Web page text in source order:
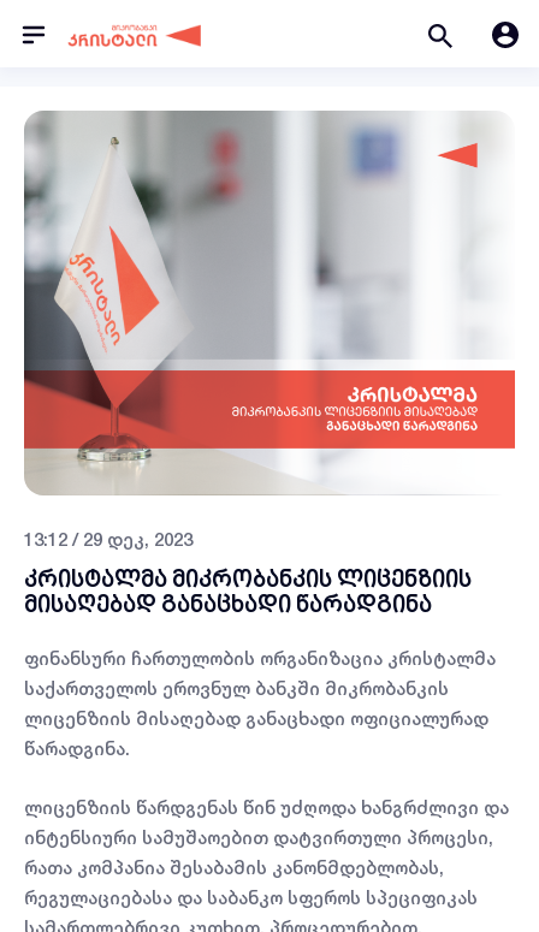
13:12 / 29 დეკ, 2023
კრისტალმა მიკრობანკის ლიცენზიის
მისაღებად განაცხადი წარადგინა
ფინანსური ჩართულობის ორგანიზაცია კრისტალმა
საქართველოს ეროვნულ ბანკში მიკრობანკის
ლიცენზიის მისაღებად განაცხადი ოფიციალურად
წარადგინა.
ლიცენზიის წარდგენას წინ უძღოდა ხანგრძლივი და
ინტენსიური სამუშაოებით დატვირთული პროცესი,
რათა კომპანია შესაბამის კანონმდებლობას,
რეგულაციებასა და საბანკო სფეროს სპეციფიკას